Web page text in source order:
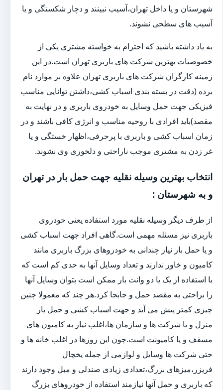
شهرستان و یا داخل تهران،آسیب نبینند و دچار شکستگی و یا
آسیب های سطحی نشوند.
به یاد داشته باشید که احترام به خواسته مشتری یکی از
خصوصیات بهترین شرکت های باربری تهران است.در این
زمینه کارگران شرکت های باربری تهران علاوه بر موارد نام
برده (دقت در بسته بندی اسباب کشی،داشتن توانایی مناسب
فیزیکی جهت حمل وسایل به خودروی باربری و در نهایت به
مقصد)باید افرادی با روحیه مناسب و انرژی کافی باشند و در
زمان اسباب کشی و باربری با پرحرفی،اظهار خستگی و یا
غر زدن به مشتری موجب ناراحتی و دلخوری وی نشوند.
انتخاب بهترین وسیله نقلیه جهت حمل بار در تهران
و به شهرستان :
از طرف دیگر وسیله نقلیه مورد استفاده یعنی خودروی
باربری نیز مسئله مهمی است.گاهی افراد جهت اسباب کشی
و یا حمل بار نیاز چندانی به خودروهای بزرگ باربری مانند
کامیون و خاور ندارند و تعداد وسایل آنها به حدی کم است که
با استفاده از یک یا دو وانت بار ممکن است بتوان وسایل آنها
را براحتی به مقصد حمل و جابجا کرد.هر چند که معمولا چنین
چیزی کمتر پیش می آید و جهت اسباب کشی و حمل بار
منزل و یا شرکت ها و سازمان ها،اغلب نیاز به کامیون های
مسقف و یا کامیونت است.چون این روزها در اغلب خانه ها و
حتی شرکت ها وسایل و لوازمی از جمله یخچال
فریزر،میزهای بزرگ،تعدادی زیادی صندلی و مبل وجود دارند
که باربری و حمل آنها نیازمند استفاده از خودروهای بزرگ